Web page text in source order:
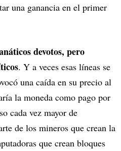
una ganancia en el primer
devotos, pero
. Y a veces esas líneas se
una caída en su precio al
la moneda como pago por
cada vez mayor de
de los mineros que crean la
que crean bloques